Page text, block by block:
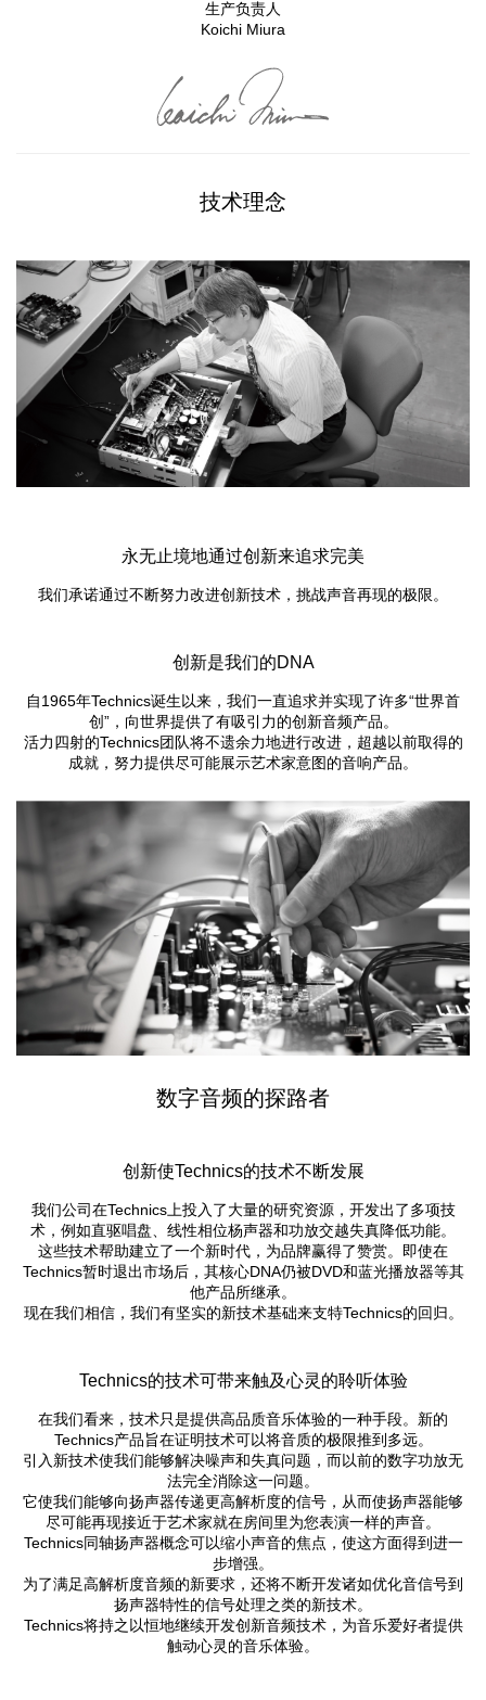
生产负责人
Koichi Miura
技术理念
永无止境地通过创新来追求完美
我们承诺通过不断努力改进创新技术，挑战声音再现的极限。
创新是我们的DNA
自1965年Technics诞生以来，我们一直追求并实现了许多“世界首
创”，向世界提供了有吸引力的创新音频产品。
活力四射的Technics团队将不遗余力地进行改进，超越以前取得的
成就，努力提供尽可能展示艺术家意图的音响产品。
数字音频的探路者
创新使Technics的技术不断发展
我们公司在Technics上投入了大量的研究资源，开发出了多项技
术，例如直驱唱盘、线性相位杨声器和功放交越失真降低功能。
这些技术帮助建立了一个新时代，为品牌赢得了赞赏。即使在
Technics暂时退出市场后，其核心DNA仍被DVD和蓝光播放器等其
他产品所继承。
现在我们相信，我们有坚实的新技术基础来支特Technics的回归。
Technics的技术可带来触及心灵的聆听体验
在我们看来，技术只是提供高品质音乐体验的一种手段。新的
Technics产品旨在证明技术可以将音质的极限推到多远。
引入新技术使我们能够解决噪声和失真问题，而以前的数字功放无
法完全消除这一问题。
它使我们能够向扬声器传递更高解析度的信号，从而使扬声器能够
尽可能再现接近于艺术家就在房间里为您表演一样的声音。
Technics同轴扬声器概念可以缩小声音的焦点，使这方面得到进一
步增强。
为了满足高解析度音频的新要求，还将不断开发诸如优化音信号到
扬声器特性的信号处理之类的新技术。
Technics将持之以恒地继续开发创新音频技术，为音乐爱好者提供
触动心灵的音乐体验。